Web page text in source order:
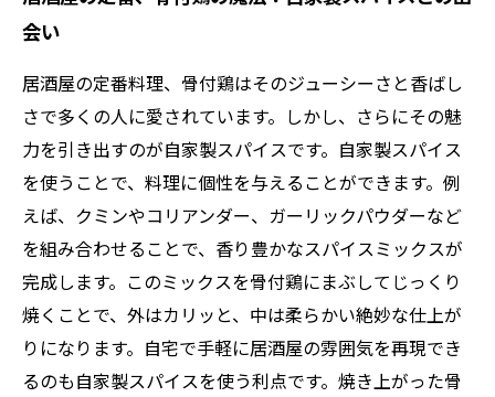
会い
居酒屋の定番料理、骨付鶏はそのジューシーさと香ばし
さで多くの人に愛されています。しかし、さらにその魅
力を引き出すのが自家製スパイスです。自家製スパイス
を使うことで、料理に個性を与えることができます。例
えば、クミンやコリアンダー、ガーリックパウダーなど
を組み合わせることで、香り豊かなスパイスミックスが
完成します。このミックスを骨付鶏にまぶしてじっくり
焼くことで、外はカリッと、中は柔らかい絶妙な仕上が
りになります。自宅で手軽に居酒屋の雰囲気を再現でき
るのも自家製スパイスを使う利点です。焼き上がった骨